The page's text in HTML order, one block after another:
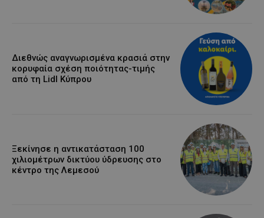
Διεθνώς αναγνωρισμένα κρασιά στην
κορυφαία σχέση ποιότητας-τιμής
από τη Lidl Κύπρου
Ξεκίνησε η αντικατάσταση 100
χιλιομέτρων δικτύου ύδρευσης στο
κέντρο της Λεμεσού